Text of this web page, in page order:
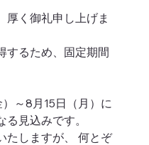
厚く御礼申し上げま
するため、固定期間
～8月15日（月）に
見込みです。
たしますが、 何とぞ